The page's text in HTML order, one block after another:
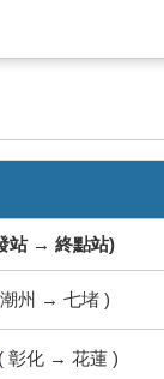
站 → 終點站)
潮州 → 七堵 )
( 彰化 → 花蓮 )